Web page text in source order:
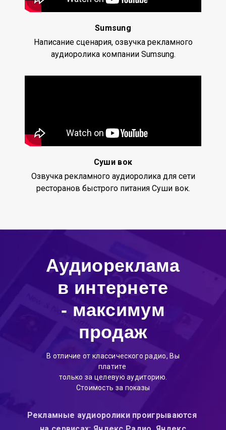
Sumsung
Написание сценария, озвучка рекламного
аудиоролика компании Sumsung.
Суши вок
Озвучка рекламного аудиоролика для сети
ресторанов быстрого питания Суши вок.
Аудиореклама
в интернете
- максимум
продаж
В отличие от классического радио, Вы
платите
только за целевую аудиторию.
Стоимость за показы
Рекламные аудиоролики проигрываются